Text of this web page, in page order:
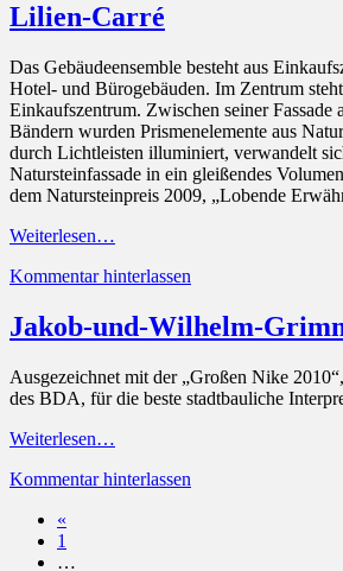
Lilien-Carré
Das Gebäudeensemble besteht aus
Hotel- und Bürogebäuden. Im Zentrum
Einkaufszentrum. Zwischen seiner Fassade
Bändern wurden Prismenelemente aus
durch Lichtleisten illuminiert, verwandelt
Natursteinfassade in ein gleißendes
dem Natursteinpreis 2009, „Lobende
Weiterlesen…
Kommentar hinterlassen
Jakob-und-Wilhelm-
Ausgezeichnet mit der „Großen Nike
des BDA, für die beste stadtbauliche
Weiterlesen…
Kommentar hinterlassen
«
1
…